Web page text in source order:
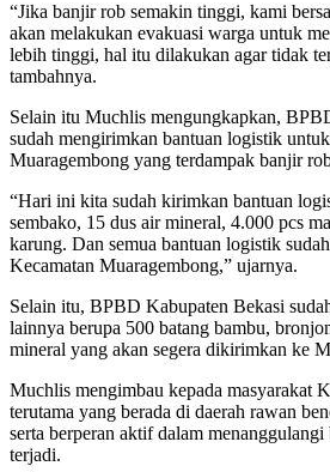
“Jika banjir rob semakin tinggi, kami
akan melakukan evakuasi warga untuk
lebih tinggi, hal itu dilakukan agar tidak
tambahnya.
Selain itu Muchlis mengungkapkan,
sudah mengirimkan bantuan logistik
Muaragembong yang terdampak banjir
“Hari ini kita sudah kirimkan bantuan
sembako, 15 dus air mineral, 4.000 pcs
karung. Dan semua bantuan logistik
Kecamatan Muaragembong,” ujarnya.
Selain itu, BPBD Kabupaten Bekasi
lainnya berupa 500 batang bambu,
mineral yang akan segera dikirimkan ke
Muchlis mengimbau kepada masyarakat
terutama yang berada di daerah rawan
serta berperan aktif dalam menanggulangi
terjadi.